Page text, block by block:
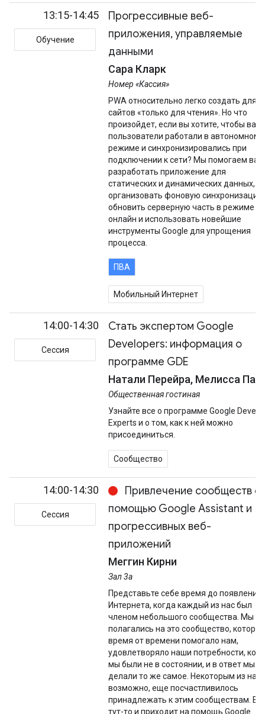
13:15-14:45
Обучение
Прогрессивные веб-
приложения, управляемые
данными
Сара Кларк
Номер «Кассия»
PWA относительно легко создать для
сайтов «только для чтения». Но что
произойдет, если вы хотите, чтобы
пользователи работали в автономном
режиме и синхронизировались при
подключении к сети? Мы помогаем вам
разработать приложение для
статических и динамических данных,
организовать фоновую
обновить серверную часть в режиме
онлайн и использовать новейшие
инструменты Google для упрощения
процесса.
ПВА
Мобильный Интернет
14:00-14:30
Сессия
Стать экспертом Google
Developers: информация о
программе GDE
Натали Перейра, Мелисса
Общественная гостиная
Узнайте все о программе Google
Experts и о том, как к ней можно
присоединиться.
Сообщество
14:00-14:30
Сессия
Привлечение сообществ с
помощью Google Assistant и
прогрессивных веб-
приложений
Меггин Кирни
Зал 3а
Представьте себе время до появления
Интернета, когда каждый из нас был
членом небольшого сообщества. Мы
полагались на это сообщество, которое
время от времени помогало нам,
удовлетворяло наши потребности,
мы были не в состоянии, и в ответ мы
делали то же самое. Некоторым из нас,
возможно, еще посчастливилось
принадлежать к этим сообществам.
тут-то и приходит на помощь Google